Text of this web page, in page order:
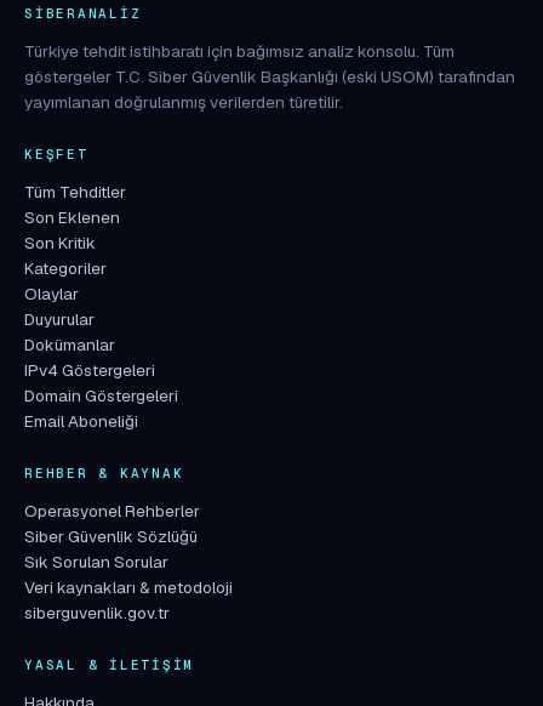
SIBERANALIZ
Türkiye tehdit istihbaratı için bağımsız analiz konsolu. Tüm
göstergeler T.C. Siber Güvenlik Başkanlığı (eski USOM) tarafından
yayımlanan doğrulanmış verilerden türetilir.
KEŞFET
Tüm Tehditler
Son Eklenen
Son Kritik
Kategoriler
Olaylar
Duyurular
Dokümanlar
IPv4 Göstergeleri
Domain Göstergeleri
Email Aboneliği
REHBER & KAYNAK
Operasyonel Rehberler
Siber Güvenlik Sözlüğü
Sık Sorulan Sorular
Veri kaynakları & metodoloji
siberguvenlik.gov.tr
YASAL & İLETIŞIM